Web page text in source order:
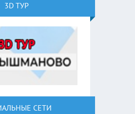
3D ТУР
СЕТИ